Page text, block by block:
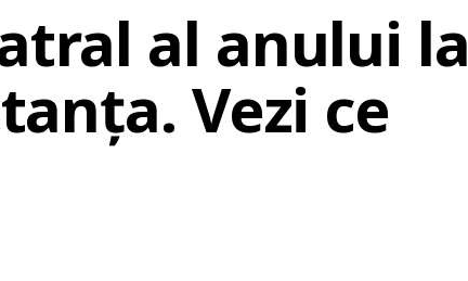
al anului la
Vezi ce